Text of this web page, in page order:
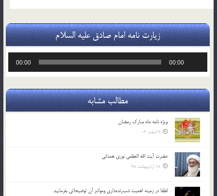
زیارت نامه امام صادق علیه السلام
00:00
00:00
مطالب مشابه
ویژه نامه ماه مبارک رمضان
9 اسفند 03
حضرت آیت الله العظمی نوری همدانی
18 اردیبهشت 98
لطفا در زمينه اهميت شب‌زنده‌داري وموانع آن توضيحاتي بفرماييد.